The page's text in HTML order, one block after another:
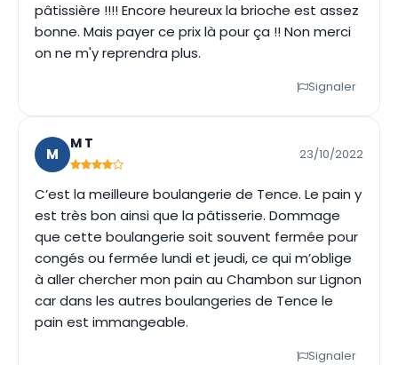
pâtissière !!!! Encore heureux la brioche est assez
bonne. Mais payer ce prix là pour ça !! Non merci
on ne m'y reprendra plus.
Signaler
M
M T
23/10/2022
C’est la meilleure boulangerie de Tence. Le pain y
est très bon ainsi que la pâtisserie. Dommage
que cette boulangerie soit souvent fermée pour
congés ou fermée lundi et jeudi, ce qui m’oblige
à aller chercher mon pain au Chambon sur Lignon
car dans les autres boulangeries de Tence le
pain est immangeable.
Signaler